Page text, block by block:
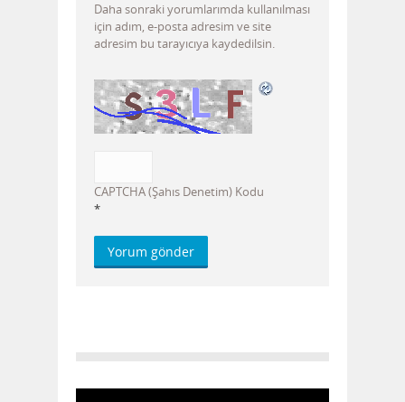
Daha sonraki yorumlarımda kullanılması
için adım, e-posta adresim ve site
adresim bu tarayıcıya kaydedilsin.
CAPTCHA (Şahıs Denetim) Kodu
*